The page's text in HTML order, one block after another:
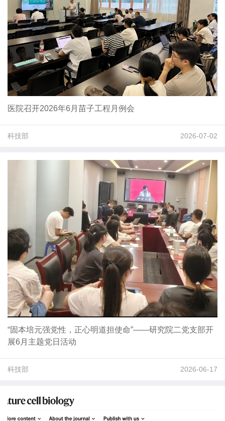
医院召开2026年6月苗子工程月例会
科技部 2026-07-02
“固本培元强党性，正心明道担使命”——研究院二党支部开
展6月主题党日活动
科技部 2026-06-17